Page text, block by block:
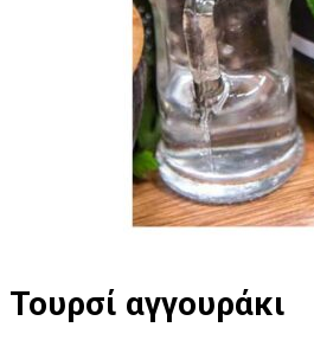
Τουρσί αγγουράκι